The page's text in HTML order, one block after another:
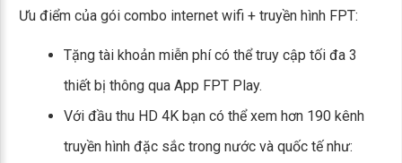
Ưu điểm của gói combo internet wifi + truyền hình FPT:
Tặng tài khoản miễn phí có thể truy cập tối đa 3
thiết bị thông qua App FPT Play.
Với đầu thu HD 4K bạn có thể xem hơn 190 kênh
truyền hình đặc sắc trong nước và quốc tế như: